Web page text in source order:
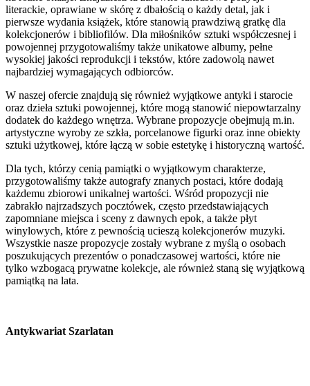
literackie, oprawiane w skórę z dbałością o każdy detal, jak i
pierwsze wydania książek, które stanowią prawdziwą gratkę dla
kolekcjonerów i bibliofilów. Dla miłośników sztuki współczesnej i
powojennej przygotowaliśmy także unikatowe albumy, pełne
wysokiej jakości reprodukcji i tekstów, które zadowolą nawet
najbardziej wymagających odbiorców.
W naszej ofercie znajdują się również wyjątkowe antyki i starocie
oraz dzieła sztuki powojennej, które mogą stanowić niepowtarzalny
dodatek do każdego wnętrza. Wybrane propozycje obejmują m.in.
artystyczne wyroby ze szkła, porcelanowe figurki oraz inne obiekty
sztuki użytkowej, które łączą w sobie estetykę i historyczną wartość.
Dla tych, którzy cenią pamiątki o wyjątkowym charakterze,
przygotowaliśmy także autografy znanych postaci, które dodają
każdemu zbiorowi unikalnej wartości. Wśród propozycji nie
zabrakło najrzadszych pocztówek, często przedstawiających
zapomniane miejsca i sceny z dawnych epok, a także płyt
winylowych, które z pewnością ucieszą kolekcjonerów muzyki.
Wszystkie nasze propozycje zostały wybrane z myślą o osobach
poszukujących prezentów o ponadczasowej wartości, które nie
tylko wzbogacą prywatne kolekcje, ale również staną się wyjątkową
pamiątką na lata.
Antykwariat Szarlatan